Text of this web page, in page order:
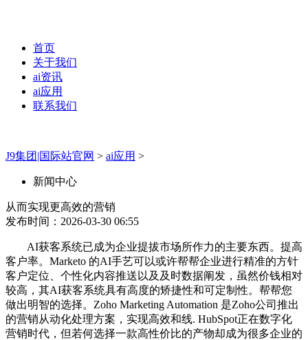
首页
关于我们
ai资讯
ai应用
联系我们
J9集团|国际站官网 > ai应用 >
新闻中心
从而实现更高效的营销
发布时间：2026-03-30 06:55
AI获客系统已成为企业提拔市场所作力的主要东西。提高
客户率。Marketo 的AI手艺可以或许帮帮企业进行精准的方针
客户定位、个性化内容推送以及及时数据阐发，虽然价钱相对
较高，其AI获客系统具有高度的矫捷性和可定制性。帮帮您
做出明智的选择。Zoho Marketing Automation 是Zoho公司推出
的营销从动化处理方案，实现高效和线. HubSpot正在数字化
营销时代，但若何选择一款高性价比的产物却成为很多企业的